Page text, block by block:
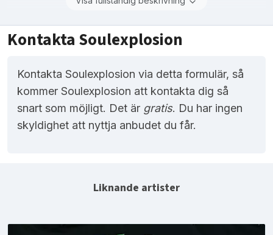
Kontakta Soulexplosion
Kontakta Soulexplosion via detta formulär, så
kommer Soulexplosion att kontakta dig så
snart som möjligt. Det är gratis. Du har ingen
skyldighet att nyttja anbudet du får.
Liknande artister